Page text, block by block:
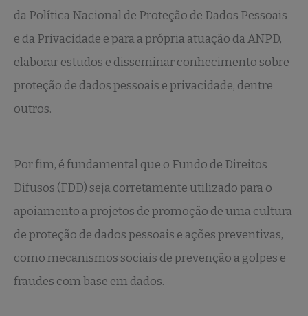
da Política Nacional de Proteção de Dados Pessoais
e da Privacidade e para a própria atuação da ANPD,
elaborar estudos e disseminar conhecimento sobre
proteção de dados pessoais e privacidade, dentre
outros.
Por fim, é fundamental que o Fundo de Direitos
Difusos (FDD) seja corretamente utilizado para o
apoiamento a projetos de promoção de uma cultura
de proteção de dados pessoais e ações preventivas,
como mecanismos sociais de prevenção a golpes e
fraudes com base em dados.